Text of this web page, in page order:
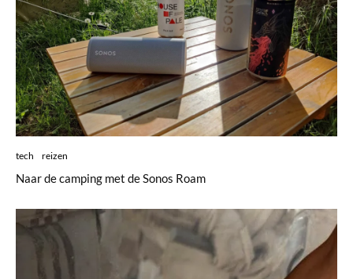
tech reizen
Naar de camping met de Sonos Roam